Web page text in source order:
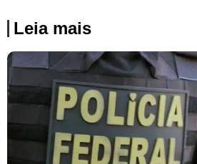
Leia mais